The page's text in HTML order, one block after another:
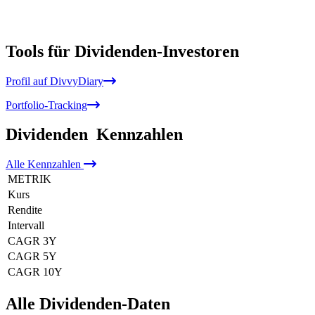
Tools für Dividenden-Investoren
Profil auf DivvyDiary
Portfolio-Tracking
Dividenden Kennzahlen
Alle Kennzahlen
METRIK
Kurs
Rendite
Intervall
CAGR 3Y
CAGR 5Y
CAGR 10Y
Alle Dividenden-Daten